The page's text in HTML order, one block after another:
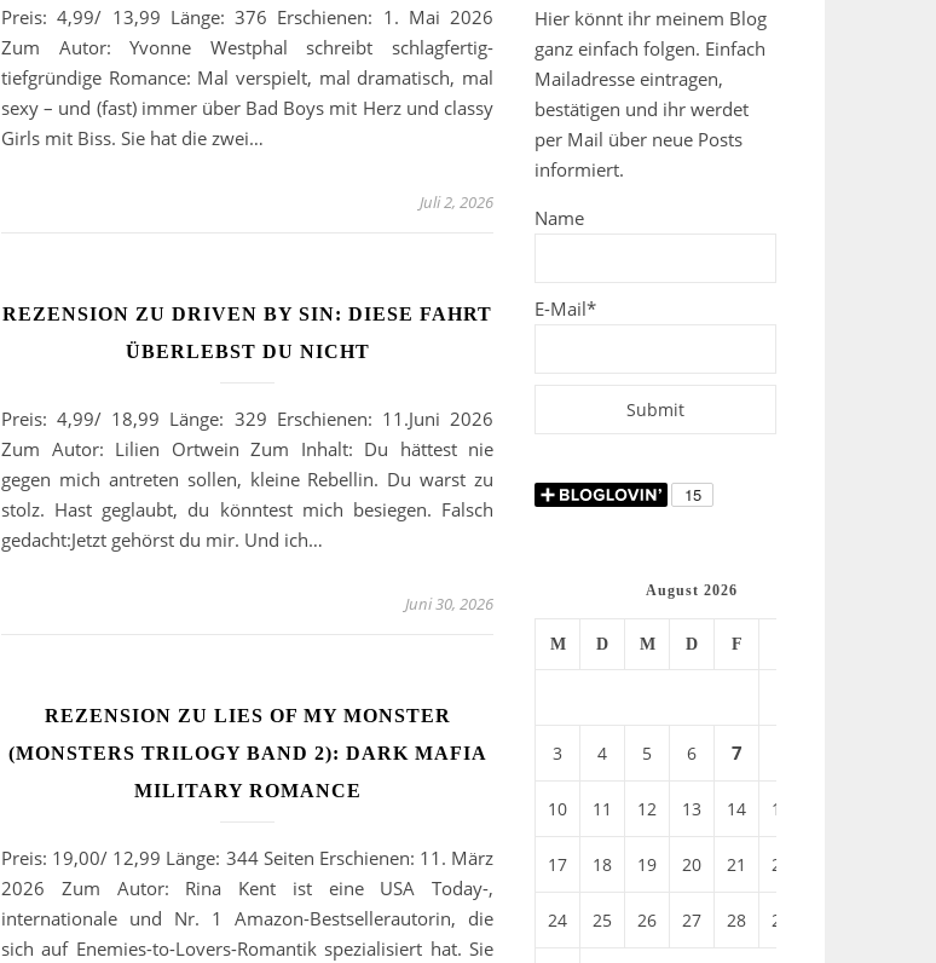
Preis: 4,99/ 13,99 Länge: 376 Erschienen: 1. Mai 2026
Zum Autor: Yvonne Westphal schreibt schlagfertig-
tiefgründige Romance: Mal verspielt, mal dramatisch, mal
sexy – und (fast) immer über Bad Boys mit Herz und classy
Girls mit Biss. Sie hat die zwei…
Juli 2, 2026
REZENSION ZU DRIVEN BY SIN: DIESE FAHRT
ÜBERLEBST DU NICHT
Preis: 4,99/ 18,99 Länge: 329 Erschienen: 11.Juni 2026
Zum Autor: Lilien Ortwein Zum Inhalt: Du hättest nie
gegen mich antreten sollen, kleine Rebellin. Du warst zu
stolz. Hast geglaubt, du könntest mich besiegen. Falsch
gedacht:Jetzt gehörst du mir. Und ich…
Juni 30, 2026
REZENSION ZU LIES OF MY MONSTER
(MONSTERS TRILOGY BAND 2): DARK MAFIA
MILITARY ROMANCE
Preis: 19,00/ 12,99 Länge: 344 Seiten Erschienen: 11. März
2026 Zum Autor: Rina Kent ist eine USA Today-,
internationale und Nr. 1 Amazon-Bestsellerautorin, die
sich auf Enemies-to-Lovers-Romantik spezialisiert hat. Sie
Hier könnt ihr meinem Blog
ganz einfach folgen. Einfach
Mailadresse eintragen,
bestätigen und ihr werdet
per Mail über neue Posts
informiert.
Name
E-Mail*
August 2026
M D M D F
3 4 5 6 7
10 11 12 13 14 15
17 18 19 20 21 22
24 25 26 27 28 29